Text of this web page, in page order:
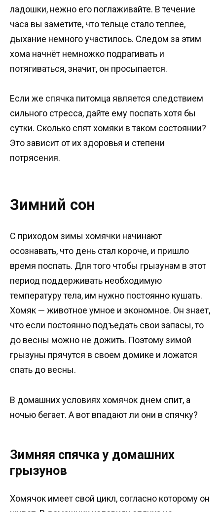
ладошки, нежно его поглаживайте. В течение
часа вы заметите, что тельце стало теплее,
дыхание немного участилось. Следом за этим
хома начнёт немножко подрагивать и
потягиваться, значит, он просыпается.
Если же спячка питомца является следствием
сильного стресса, дайте ему поспать хотя бы
сутки. Сколько спят хомяки в таком состоянии?
Это зависит от их здоровья и степени
потрясения.
Зимний сон
С приходом зимы хомячки начинают
осознавать, что день стал короче, и пришло
время поспать. Для того чтобы грызунам в этот
период поддерживать необходимую
температуру тела, им нужно постоянно кушать.
Хомяк — животное умное и экономное. Он знает,
что если постоянно подъедать свои запасы, то
до весны можно не дожить. Поэтому зимой
грызуны прячутся в своем домике и ложатся
спать до весны.
В домашних условиях хомячок днем спит, а
ночью бегает. А вот впадают ли они в спячку?
Зимняя спячка у домашних
грызунов
Хомячок имеет свой цикл, согласно которому он